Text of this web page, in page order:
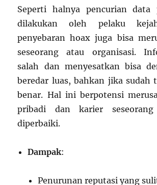
Seperti halnya pencurian data
dilakukan oleh pelaku
penyebaran hoax juga bisa
seseorang atau organisasi.
salah dan menyesatkan bisa
beredar luas, bahkan jika sudah
benar. Hal ini berpotensi
pribadi dan karier
diperbaiki.
Dampak:
Penurunan reputasi yang